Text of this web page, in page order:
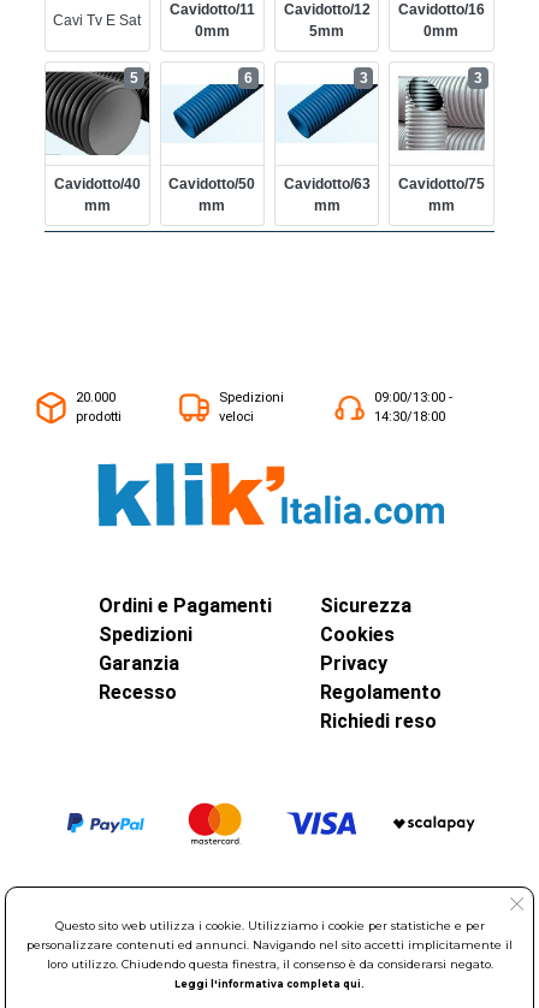
Cavi Tv E Sat
Cavidotto/11
0mm
Cavidotto/12
5mm
Cavidotto/16
0mm
Cavidotto/40
Mm
5
Cavidotto/50
Mm
6
Cavidotto/63
Mm
3
Cavidotto/75
Mm
3
20.000
prodotti
Spedizioni
veloci
09:00/13:00 -
14:30/18:00
Ordini e Pagamenti
Spedizioni
Garanzia
Recesso
Sicurezza
Cookies
Privacy
Regolamento
Richiedi reso
Questo sito web utilizza i cookie. Utilizziamo i cookie per statistiche e per
personalizzare contenuti ed annunci. Navigando nel sito accetti implicitamente il
loro utilizzo. Chiudendo questa finestra, il consenso è da considerarsi negato.
Leggi l'informativa completa qui.